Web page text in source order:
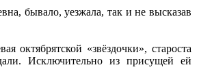
бывало, уезжала, так и не высказав
октябрятской «звёздочки», староста
Исключительно из присущей ей